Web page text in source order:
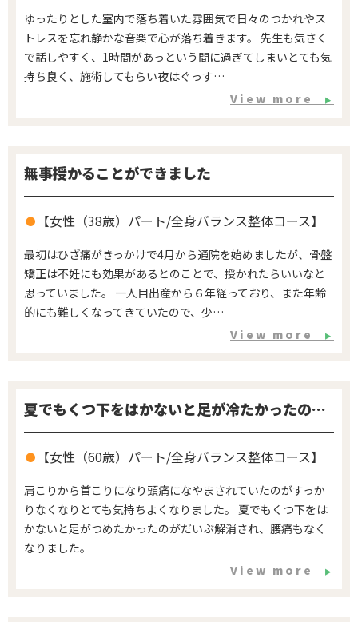
ゆったりとした室内で落ち着いた雰囲気で日々のつかれやス
トレスを忘れ静かな音楽で心が落ち着きます。 先生も気さく
で話しやすく、1時間があっという間に過ぎてしまいとても気
持ち良く、施術してもらい夜はぐっす…
View more
▶
無事授かることができました
【女性（38歳）パート/全身バランス整体コース】
最初はひざ痛がきっかけで4月から通院を始めましたが、骨盤
矯正は不妊にも効果があるとのことで、授かれたらいいなと
思っていました。 一人目出産から６年経っており、また年齢
的にも難しくなってきていたので、少…
View more
▶
夏でもくつ下をはかないと足が冷たかったのが…
【女性（60歳）パート/全身バランス整体コース】
肩こりから首こりになり頭痛になやまされていたのがすっか
りなくなりとても気持ちよくなりました。 夏でもくつ下をは
かないと足がつめたかったのがだいぶ解消され、腰痛もなく
なりました。
View more
▶